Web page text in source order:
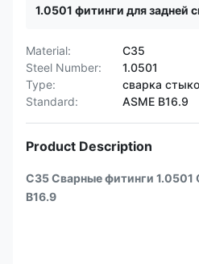
1.0501 фитинги для задней
Material:
C35
Steel Number:
1.0501
Type:
сварка
Standard:
ASME B16.9
Product Description
C35 Сварные фитинги 1.0501
B16.9